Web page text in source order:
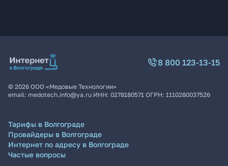
8 800 123-13-15
© 2026 ООО «Медовые Технологии»
email: medotech.info@ya.ru ИНН: 0278180571 ОГРН: 1110280037526
Тарифы в Волгограде
Провайдеры в Волгограде
Интернет по адресу в Волгограде
Частые вопросы